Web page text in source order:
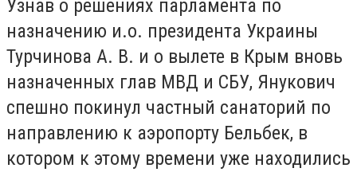
Узнав о решениях парламента по
назначению и.о. президента Украины
Турчинова А. В. и о вылете в Крым вновь
назначенных глав МВД и СБУ, Янукович
спешно покинул частный санаторий по
направлению к аэропорту Бельбек, в
котором к этому времени уже находились